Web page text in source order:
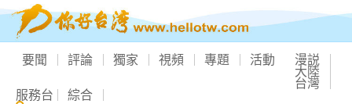
要聞 評論 獨家 視頻 專題 活動 漫説
大陸
台灣
服務台 綜合